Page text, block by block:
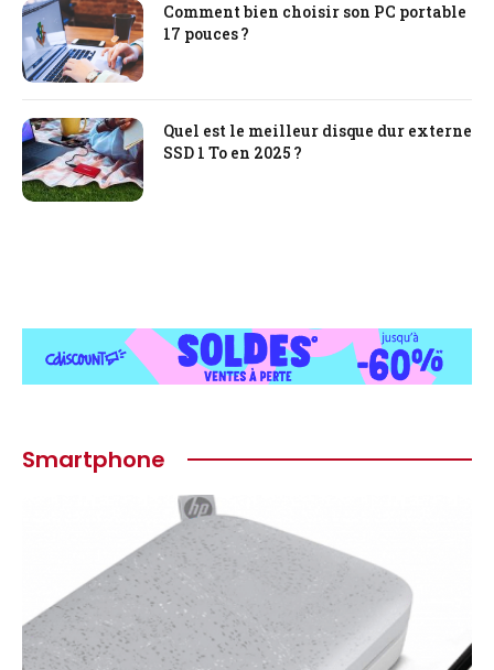
Comment bien choisir son PC portable
17 pouces ?
Quel est le meilleur disque dur externe
SSD 1 To en 2025 ?
Smartphone